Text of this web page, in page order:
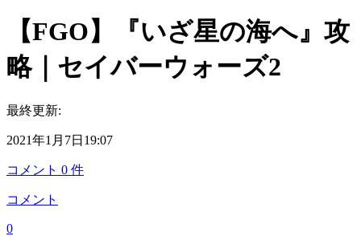
【FGO】『いざ星の海へ』攻
略｜セイバーウォーズ2
最終更新:
2021年1月7日19:07
コメント 0 件
コメント
0